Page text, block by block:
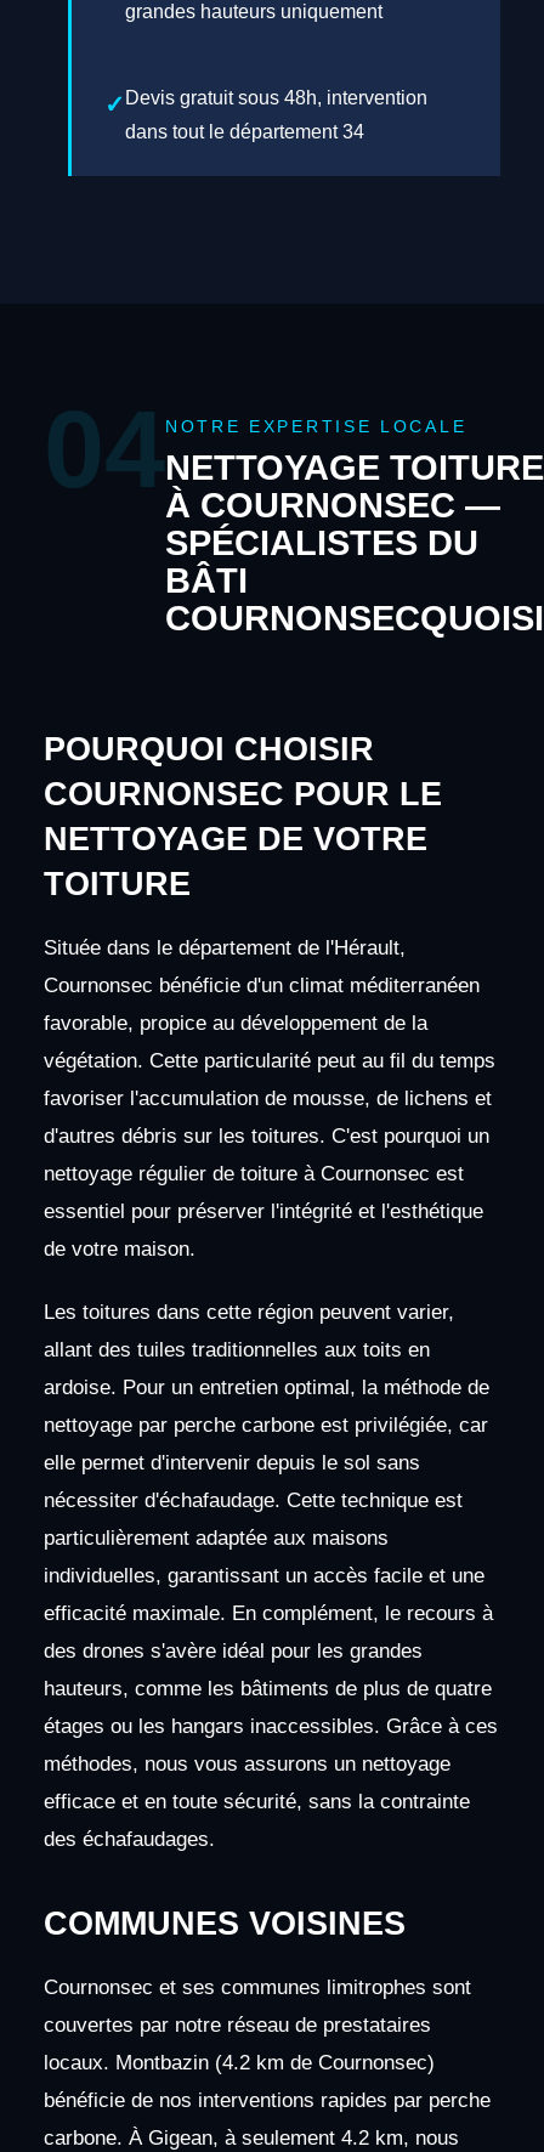
grandes hauteurs uniquement
Devis gratuit sous 48h, intervention
dans tout le département 34
04NOTRE EXPERTISE LOCALE
NETTOYAGE TOITURE
À COURNONSEC —
SPÉCIALISTES DU
BÂTI
COURNONSECQUOISI
POURQUOI CHOISIR
COURNONSEC POUR LE
NETTOYAGE DE VOTRE
TOITURE
Située dans le département de l'Hérault,
Cournonsec bénéficie d'un climat méditerranéen
favorable, propice au développement de la
végétation. Cette particularité peut au fil du temps
favoriser l'accumulation de mousse, de lichens et
d'autres débris sur les toitures. C'est pourquoi un
nettoyage régulier de toiture à Cournonsec est
essentiel pour préserver l'intégrité et l'esthétique
de votre maison.
Les toitures dans cette région peuvent varier,
allant des tuiles traditionnelles aux toits en
ardoise. Pour un entretien optimal, la méthode de
nettoyage par perche carbone est privilégiée, car
elle permet d'intervenir depuis le sol sans
nécessiter d'échafaudage. Cette technique est
particulièrement adaptée aux maisons
individuelles, garantissant un accès facile et une
efficacité maximale. En complément, le recours à
des drones s'avère idéal pour les grandes
hauteurs, comme les bâtiments de plus de quatre
étages ou les hangars inaccessibles. Grâce à ces
méthodes, nous vous assurons un nettoyage
efficace et en toute sécurité, sans la contrainte
des échafaudages.
COMMUNES VOISINES
Cournonsec et ses communes limitrophes sont
couvertes par notre réseau de prestataires
locaux. Montbazin (4.2 km de Cournonsec)
bénéficie de nos interventions rapides par perche
carbone. À Gigean, à seulement 4.2 km, nous